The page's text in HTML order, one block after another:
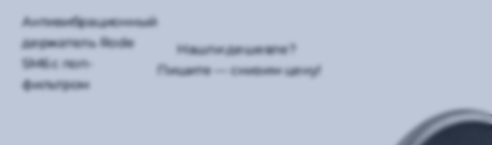
Антивибрационный
держатель Rode
SM6 c поп-
фильтром
Нашли дешевле?
Пишите — снизим цену!